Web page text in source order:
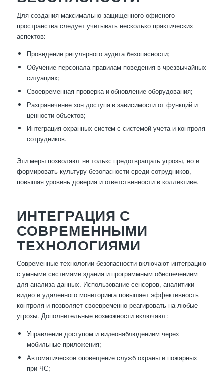
Для создания максимально защищенного офисного
пространства следует учитывать несколько практических
аспектов:
Проведение регулярного аудита безопасности;
Обучение персонала правилам поведения в чрезвычайных
ситуациях;
Своевременная проверка и обновление оборудования;
Разграничение зон доступа в зависимости от функций и
ценности объектов;
Интеграция охранных систем с системой учета и контроля
сотрудников.
Эти меры позволяют не только предотвращать угрозы, но и
формировать культуру безопасности среди сотрудников,
повышая уровень доверия и ответственности в коллективе.
ИНТЕГРАЦИЯ С
СОВРЕМЕННЫМИ
ТЕХНОЛОГИЯМИ
Современные технологии безопасности включают интеграцию
с умными системами здания и программным обеспечением
для анализа данных. Использование сенсоров, аналитики
видео и удаленного мониторинга повышает эффективность
контроля и позволяет своевременно реагировать на любые
угрозы. Дополнительные возможности включают:
Управление доступом и видеонаблюдением через
мобильные приложения;
Автоматическое оповещение служб охраны и пожарных
при ЧС;